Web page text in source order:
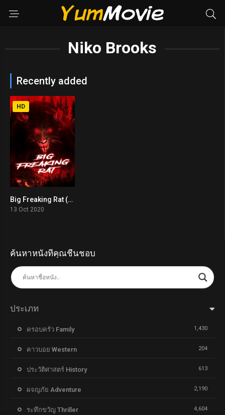
Niko Brooks
Recently added
3.0
HD
Big Freaking Rat (2020)
13 Oct 2020
ค้นหาหนังที่คุณชื่นชอบ
ประเภท
ครอบครัว Family 1,430
คาวบอย Western 204
ประวัติศาสตร์ History 613
ผจญภัย Adventure 2,190
ระทึกขวัญ Thriller 4,604